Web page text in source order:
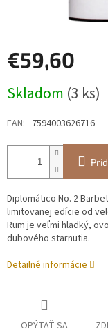
€59,60
cena:
Skladom (3 ks)
EAN: 7594003626716
Diplomático No. 2
limitovanej edície od
Rum je veľmi hladký,
dubového starnutia.
Detailné informácie
OPÝTAŤ SA